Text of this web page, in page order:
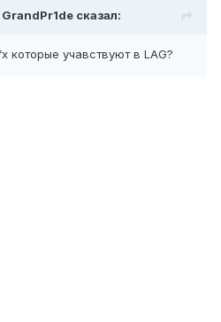
GrandPr1de сказал:
которые учавствуют в LAG?